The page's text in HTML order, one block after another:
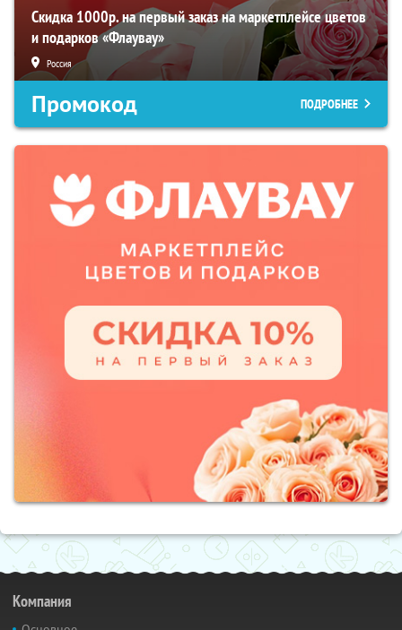
Скидка 1000р. на первый заказ на маркетплейсе цветов
и подарков «Флаувау»
Россия
Промокод ПОДРОБНЕЕ
Компания